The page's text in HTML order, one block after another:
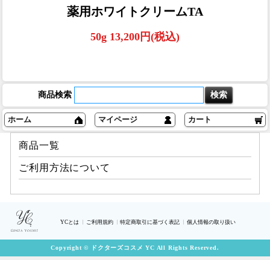
薬用ホワイトクリームTA
50g 13,200円(税込)
商品検索
ホーム マイページ カート
商品一覧
ご利用方法について
YCとは ご利用規約 特定商取引に基づく表記 個人情報の取り扱い
Copyright © ドクターズコスメ YC All Rights Reserved.